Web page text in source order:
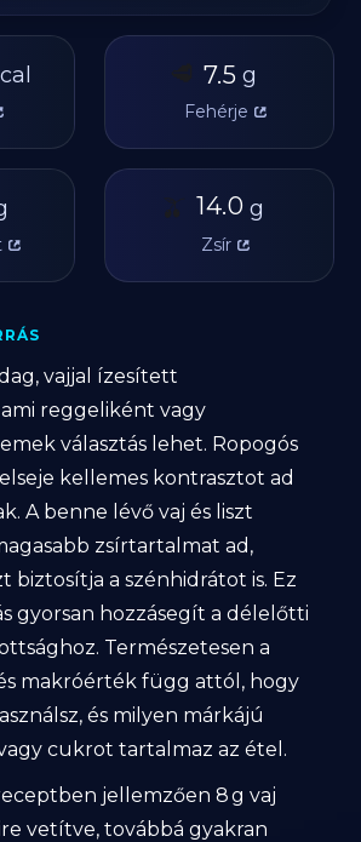
🥩 7.5 g
Fehérje
🫒 14.0 g
Zsír
vajjal ízesített
reggeliként vagy
választás lehet. Ropogós
kellemes kontrasztot ad
A benne lévő vaj és liszt
zsírtartalmat ad,
biztosítja a szénhidrátot is. Ez
gyorsan hozzásegít a délelőtti
Természetesen a
makróérték függ attól, hogy
és milyen márkájú
cukrot tartalmaz az étel.
jellemzően 8 g vaj
vetítve, továbbá gyakran